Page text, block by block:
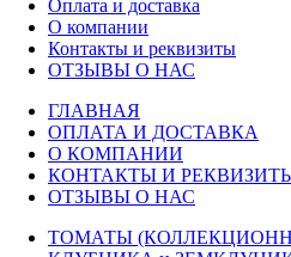
Оплата и доставка
О компании
Контакты и реквизиты
ОТЗЫВЫ О НАС
ГЛАВНАЯ
ОПЛАТА И ДОСТАВКА
О КОМПАНИИ
КОНТАКТЫ И
ОТЗЫВЫ О НАС
ТОМАТЫ